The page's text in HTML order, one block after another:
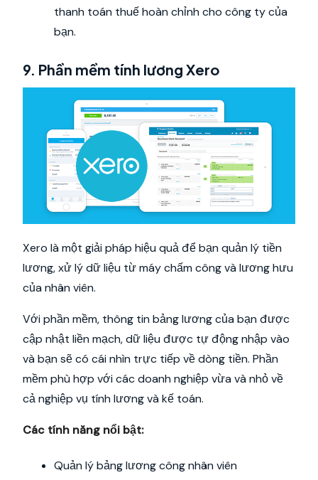
thanh toán thuế hoàn chỉnh cho công ty của
bạn.
9. Phần mềm tính lương Xero
Xero là một giải pháp hiệu quả để bạn quản lý tiền
lương, xử lý dữ liệu từ máy chấm công và lương hưu
của nhân viên.
Với phần mềm, thông tin bảng lương của bạn được
cập nhật liền mạch, dữ liệu được tự động nhập vào
và bạn sẽ có cái nhìn trực tiếp về dòng tiền. Phần
mềm phù hợp với các doanh nghiệp vừa và nhỏ về
cả nghiệp vụ tính lương và kế toán.
Các tính năng nổi bật:
Quản lý bảng lương công nhân viên